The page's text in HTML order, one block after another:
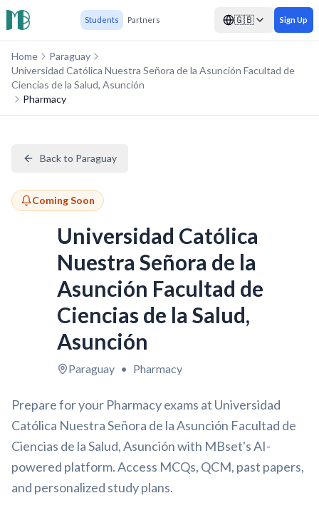
Students Partners 🇬🇧 Sign Up
Home
Paraguay
Universidad Católica Nuestra Señora de la Asunción Facultad de
Ciencias de la Salud, Asunción
Pharmacy
Back to Paraguay
Coming Soon
Universidad Católica
Nuestra Señora de la
Asunción Facultad de
Ciencias de la Salud,
Asunción
Paraguay • Pharmacy
Prepare for your Pharmacy exams at Universidad
Católica Nuestra Señora de la Asunción Facultad de
Ciencias de la Salud, Asunción with MBset's AI-
powered platform. Access MCQs, QCM, past papers,
and personalized study plans.